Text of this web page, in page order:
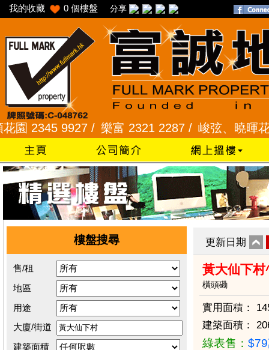
我的收藏 0 個樓盤 分享
9927 / 樂富 2321 2287 / 峻弦、曉暉花園
樓盤搜尋
售/租
地區
用途
大廈/街道
建築面積
更新日期
黃大仙下
橫頭磡
實用面積：
建築面積：
綠表售：